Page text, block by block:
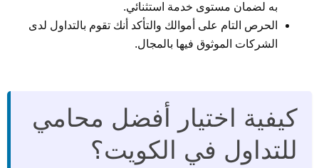
به لضمان مستوى خدمة استثنائي.
الحرص التام على أموالك والتأكد أنك تقوم بالتداول لدى
الشركات الموثوق فيها بالمجال.
كيفية اختيار أفضل محامي
للتداول في الكويت؟